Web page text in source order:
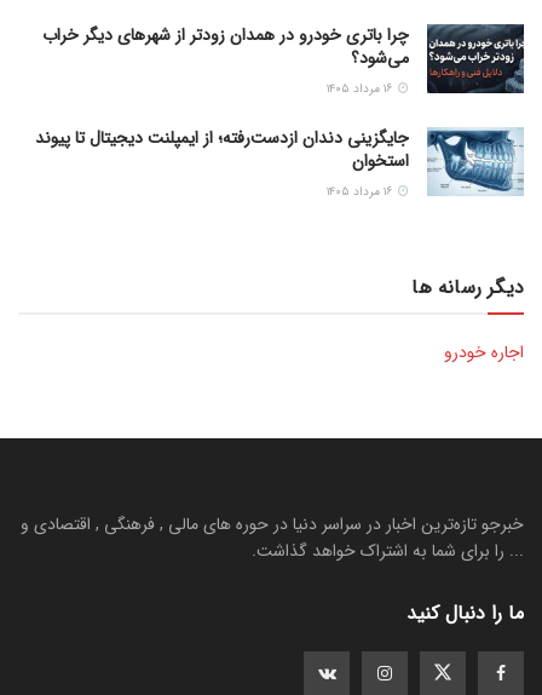
چرا باتری خودرو در همدان زودتر از شهرهای دیگر خراب
می‌شود؟
جایگزینی دندان ازدست‌رفته؛ از ایمپلنت دیجیتال تا پیوند
استخوان
دیگر رسانه ها
اجاره خودرو
خبرجو تازه‌ترین اخبار در سراسر دنیا در حوره های مالی , فرهنگی , اقتصادی و
... را برای شما به اشتراک خواهد گذاشت.
ما را دنبال کنید